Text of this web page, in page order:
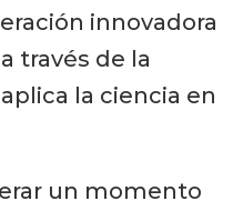
innovadora
través de la
la ciencia en
un momento